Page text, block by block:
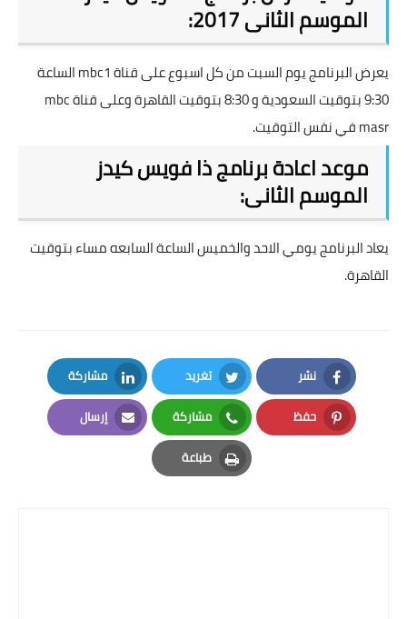
الموسم الثانى 2017:
يعرض البرنامج يوم السبت من كل اسبوع على قناة mbc1 الساعة
9:30 بتوقيت السعودية و 8:30 بتوقيت القاهرة وعلى قناة mbc
masr في نفس التوقيت.
موعد اعادة برنامج ذا فويس كيدز
الموسم الثانى:
يعاد البرنامج يومي الاحد والخميس الساعة السابعه مساء بتوقيت
القاهرة.
نشر
Facebook
تغريد
Twitter
مشاركة
LinkedIn
حفظ
Pinterest
مشاركة
Whatsapp
إرسال
Email
طباعة
Print